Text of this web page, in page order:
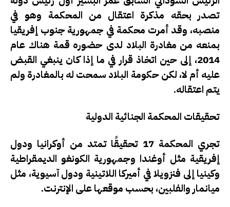
تصدر بحقه مذكرة اعتقال من المحكمة وهو في
منصبه، وقد أمرت محكمة في جمهورية جنوب إفريقيا
بمنعه من مغادرة البلاد لدى حضوره قمة هناك عام
2014، إلى حين اتخاذ قرار في ما إذا كان ينبغي القبض
عليه أم لا، لكن حكومة البلاد سمحت له بالمغادرة ولم
يتم اعتقاله.
تحقيقات المحكمة الجنائية الدولية
تجري المحكمة 17 تحقيقًا تمتد من أوكرانيا ودول
إفريقية مثل أوغندا وجمهورية الكونغو الديمقراطية
وكينيا إلى فنزويلا في أميركا اللاتينية ودول آسيوية، مثل
ميانمار والفلبين، بحسب موقعها على الإنترنت.